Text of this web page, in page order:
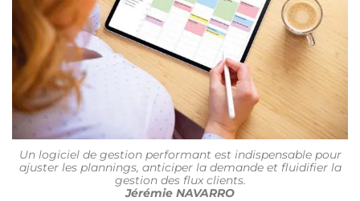
Un logiciel de gestion performant est indispensable pour
ajuster les plannings, anticiper la demande et fluidifier la
gestion des flux clients.
Jérémie NAVARRO